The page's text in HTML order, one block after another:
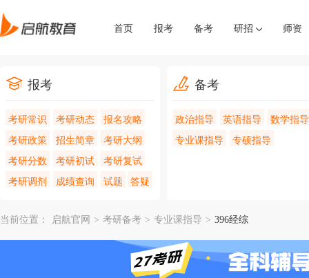
首页 报考 备考 研招 师资
报考
考研常识 考研动态
报名攻略
考研政策
招生简章
考研大纲
考研分数
考研初试
考研复试
考研调剂
成绩查询 试题 答疑
备考
政治指导 英语指导
数学指导
专业课指导
专硕指导
当前位置： 启航官网 > 考研备考 > 专业课指导 > 396经综